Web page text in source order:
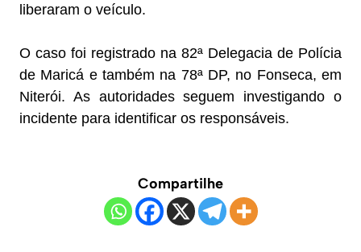
liberaram o veículo.
O caso foi registrado na 82ª Delegacia de Polícia
de Maricá e também na 78ª DP, no Fonseca, em
Niterói. As autoridades seguem investigando o
incidente para identificar os responsáveis.
Compartilhe